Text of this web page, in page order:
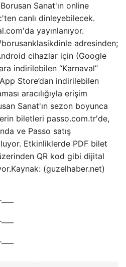
Sanat'ın online
canlı dinleyebilecek.
yayınlanıyor.
adresinden;
cihazlar için (Google
indirilebilen “Karnaval”
Store’dan indirilebilen
aracılığıyla erişim
Sanat'ın sezon boyunca
biletleri passo.com.tr'de,
ve Passo satış
Etkinliklerde PDF bilet
QR kod gibi dijital
(guzelhaber.net)